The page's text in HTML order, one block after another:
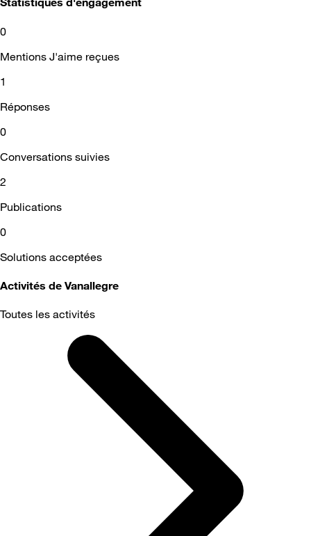
0
Mentions J'aime reçues
1
Réponses
0
Conversations suivies
2
Publications
0
Solutions acceptées
Activités de Vanallegre
Toutes les activités